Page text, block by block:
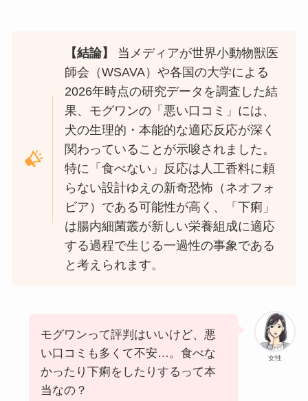
【結論】
当メディアが世界小動物獣医
師会（WSAVA）や各国の大学による
2026年時点の研究データを調査した結
果、モグワンの「悪い口コミ」には、
犬の生理的・本能的な適応反応が深く
関わっていることが示唆されました。
特に「食べない」反応は人工香料に頼
らない設計ゆえの新奇恐怖（ネオフォ
ビア）である可能性が高く、「下痢」
は腸内細菌叢が新しい栄養組成に適応
する過程で生じる一過性の事象である
と考えられます。
女性
モグワンって評判はいいけど、悪
い口コミも多くて不安…。食べな
かったり下痢をしたりするって本
当なの？